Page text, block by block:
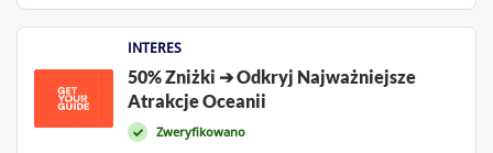
INTERES
50% Zniżki ➔ Odkryj Najważniejsze
Atrakcje Oceanii
Zweryfikowano